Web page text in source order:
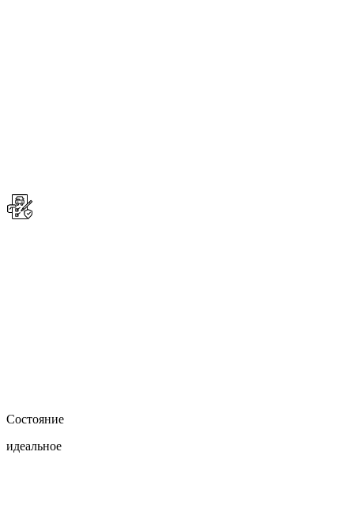
Состояние
идеальное